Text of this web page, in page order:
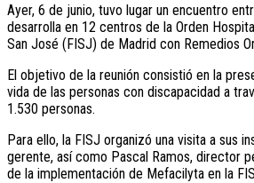
Ayer, 6 de junio, tuvo lugar un encuentro
desarrolla en 12 centros de la Orden
San José (FISJ) de Madrid con Remedios
El objetivo de la reunión consistió en la
vida de las personas con discapacidad a
1.530 personas.
Para ello, la FISJ organizó una visita a sus
gerente, así como Pascal Ramos, director
de la implementación de Mefacilyta en la